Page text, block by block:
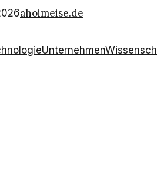
ahoimeise.de
Unternehmen